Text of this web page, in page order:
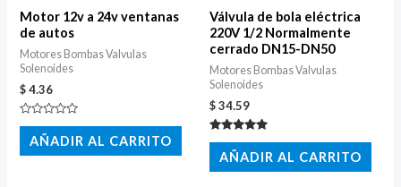
Motor 12v a 24v ventanas
de autos
Motores Bombas Valvulas
Solenoides
$4.36
Valorado
con
de
AÑADIR AL CARRITO
Válvula de bola eléctrica
220V 1/2 Normalmente
cerrado DN15-DN50
Motores Bombas Valvulas
Solenoides
$34.59
Valorado
con
5.00
de 5
AÑADIR AL CARRITO